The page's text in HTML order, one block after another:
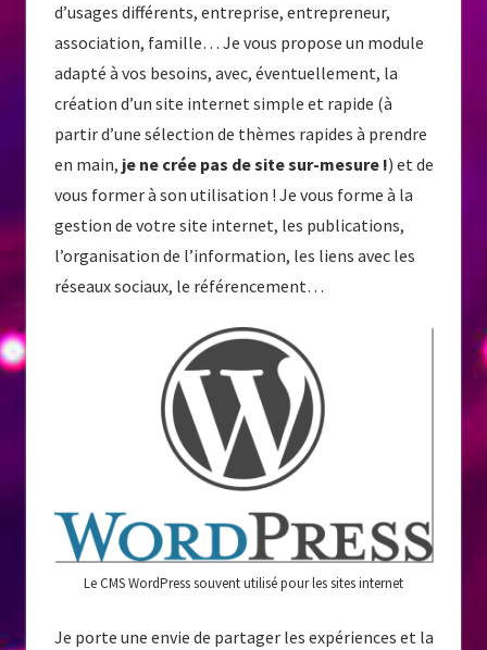
d’usages différents, entreprise, entrepreneur,
association, famille… Je vous propose un module
adapté à vos besoins, avec, éventuellement, la
création d’un site internet simple et rapide (à
partir d’une sélection de thèmes rapides à prendre
en main, je ne crée pas de site sur-mesure !) et de
vous former à son utilisation ! Je vous forme à la
gestion de votre site internet, les publications,
l’organisation de l’information, les liens avec les
réseaux sociaux, le référencement…
Le CMS WordPress souvent utilisé pour les sites internet
Je porte une envie de partager les expériences et la